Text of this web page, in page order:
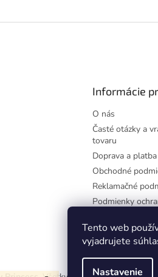
Tento web
vyjadrujete
Nastavenie
Informácie
O nás
Časté otázky a
tovaru
Doprava a platba
Obchodné
Reklamačné
Podmienky
Moja objednávka